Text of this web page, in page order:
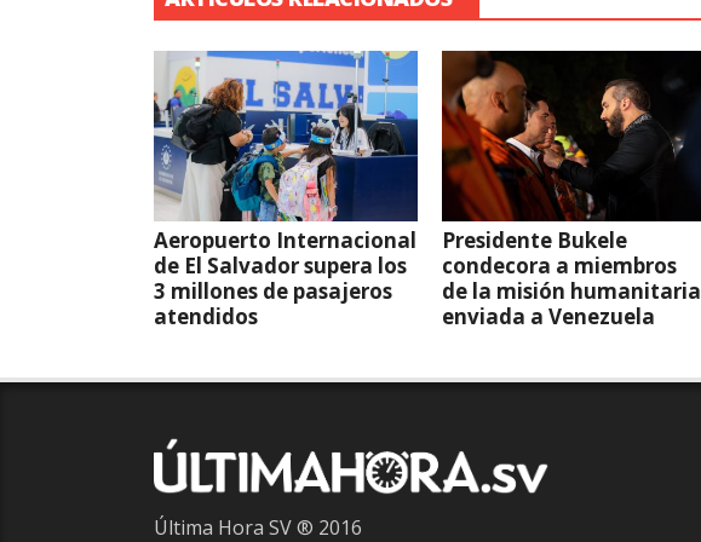
Aeropuerto Internacional
de El Salvador supera los
3 millones de pasajeros
atendidos
Presidente Bukele
condecora a miembros
de la misión humanitaria
enviada a Venezuela
Última Hora SV ® 2016